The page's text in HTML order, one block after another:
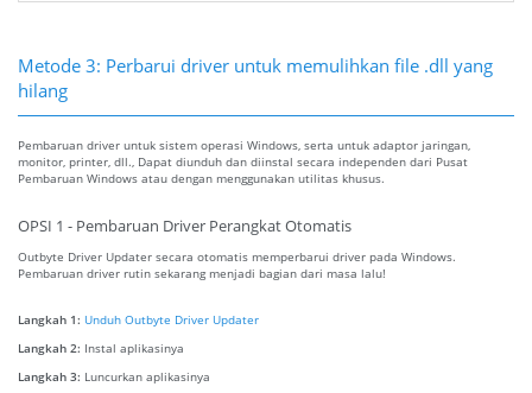
Metode 3: Perbarui driver untuk memulihkan file .dll yang
hilang
Pembaruan driver untuk sistem operasi Windows, serta untuk adaptor jaringan,
monitor, printer, dll., Dapat diunduh dan diinstal secara independen dari Pusat
Pembaruan Windows atau dengan menggunakan utilitas khusus.
OPSI 1 - Pembaruan Driver Perangkat Otomatis
Outbyte Driver Updater secara otomatis memperbarui driver pada Windows.
Pembaruan driver rutin sekarang menjadi bagian dari masa lalu!
Langkah 1: Unduh Outbyte Driver Updater
Langkah 2: Instal aplikasinya
Langkah 3: Luncurkan aplikasinya